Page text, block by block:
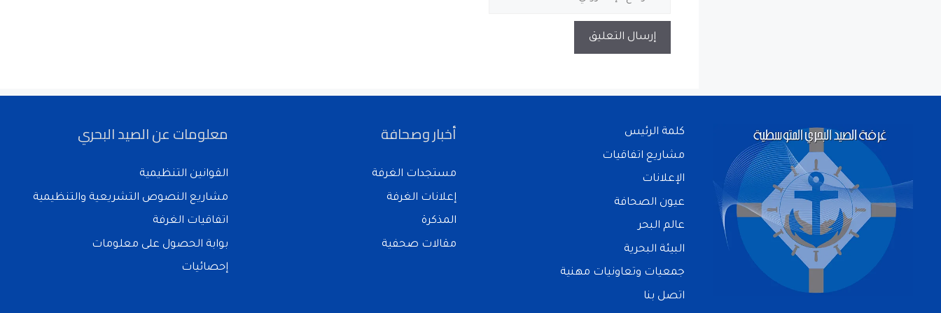
كلمة الرئيس
مشاريع اتفاقيات
الإعلانات
عيون الصحافة
عالم البحر
البيئة البحرية
جمعيات وتعاونيات مهنية
اتصل بنا
أخبار وصحافة
مستجدات الغرفة
إعلانات الغرفة
المذكرة
مقالات صحفية
معلومات عن الصيد البحري
القوانين التنظيمية
مشاريع النصوص التشريعية والتنظيمية
اتفاقيات الغرفة
بوابة الحصول على معلومات
إحصائيات